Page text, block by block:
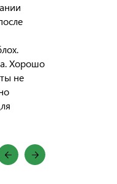
Хорошо
не